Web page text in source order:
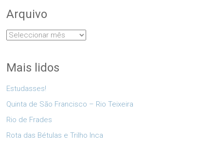
Arquivo
Arquivo
Mais lidos
Estudasses!
Quinta de São Francisco – Rio Teixeira
Rio de Frades
Rota das Bétulas e Trilho Inca